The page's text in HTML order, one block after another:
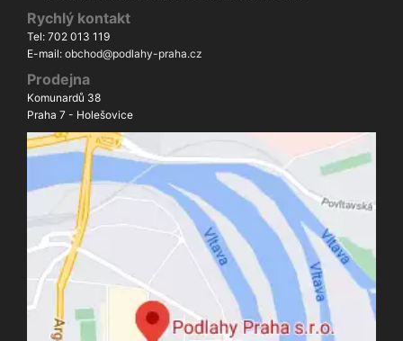
Rychlý kontakt
Tel: 702 013 119
E-mail: obchod@podlahy-praha.cz
Prodejna
Komunardů 38
Praha 7 - Holešovice